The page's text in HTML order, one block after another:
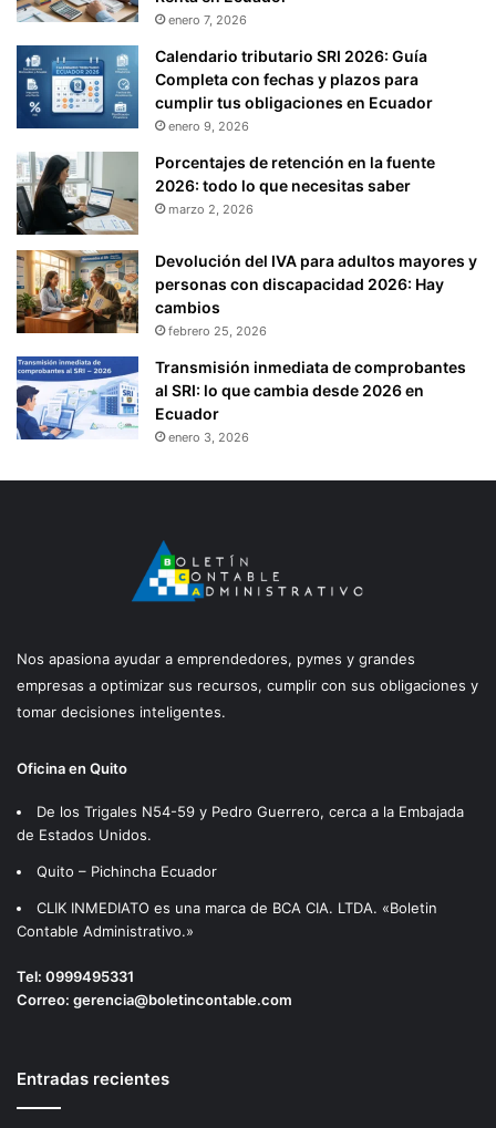
enero 7, 2026
Calendario tributario SRI 2026: Guía
Completa con fechas y plazos para
cumplir tus obligaciones en Ecuador
enero 9, 2026
Porcentajes de retención en la fuente
2026: todo lo que necesitas saber
marzo 2, 2026
Devolución del IVA para adultos mayores y
personas con discapacidad 2026: Hay
cambios
febrero 25, 2026
Transmisión inmediata de comprobantes
al SRI: lo que cambia desde 2026 en
Ecuador
enero 3, 2026
Nos apasiona ayudar a emprendedores, pymes y grandes
empresas a optimizar sus recursos, cumplir con sus obligaciones y
tomar decisiones inteligentes.
Oficina en Quito
De los Trigales N54-59 y Pedro Guerrero, cerca a la Embajada
de Estados Unidos.
Quito – Pichincha Ecuador
CLIK INMEDIATO es una marca de BCA CIA. LTDA. «Boletin
Contable Administrativo.»
Tel: 0999495331
Correo: gerencia@boletincontable.com
Entradas recientes